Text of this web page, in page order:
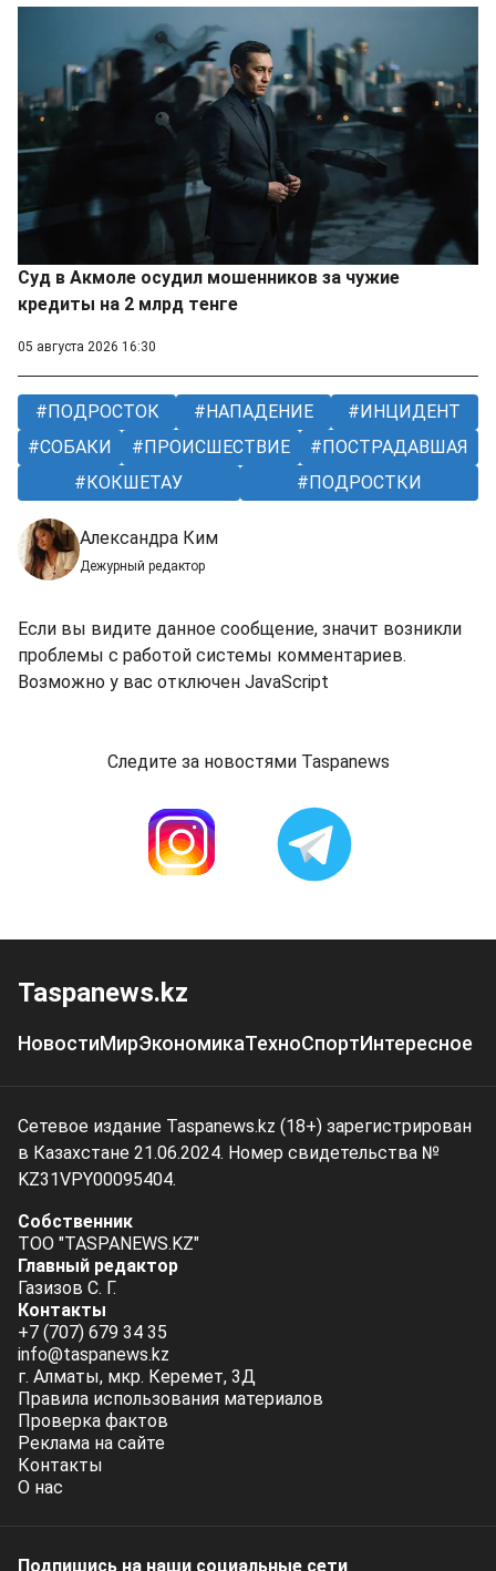
Суд в Акмоле осудил мошенников за чужие
кредиты на 2 млрд тенге
05 августа 2026 16:30
ПОДРОСТОК НАПАДЕНИЕ
ИНЦИДЕНТ
СОБАКИ
ПРОИСШЕСТВИЕ
ПОСТРАДАВШАЯ
КОКШЕТАУ
ПОДРОСТКИ
Александра Ким
Дежурный редактор
Если вы видите данное сообщение, значит возникли
проблемы с работой системы комментариев.
Возможно у вас отключен JavaScript
Следите за новостями Taspanews
Taspanews.kz
НовостиМирЭкономикаТехноСпортИнтересное
Сетевое издание Taspanews.kz (18+) зарегистрирован
в Казахстане 21.06.2024. Номер свидетельства №
KZ31VPY00095404.
Собственник
ТОО "TASPANEWS.KZ"
Главный редактор
Газизов С. Г.
Контакты
+7 (707) 679 34 35
info@taspanews.kz
г. Алматы, мкр. Керемет, 3Д
Правила использования материалов
Проверка фактов
Реклама на сайте
Контакты
О нас
Подпишись на наши социальные cети